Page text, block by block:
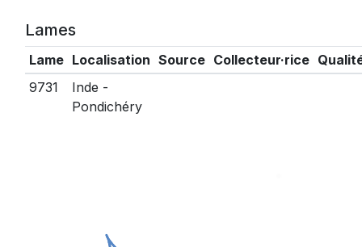
Lames
Lame Localisation Source Collecteur·rice
9731
Inde -
Pondichéry